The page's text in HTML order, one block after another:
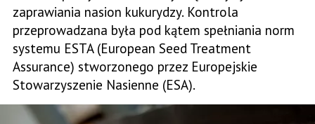
zaprawiania nasion kukurydzy. Kontrola
przeprowadzana była pod kątem spełniania norm
systemu ESTA (European Seed Treatment
Assurance) stworzonego przez Europejskie
Stowarzyszenie Nasienne (ESA).